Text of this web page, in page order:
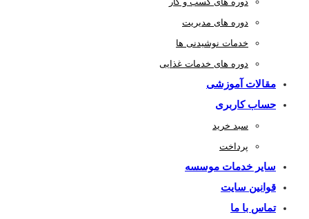
دوره های مدیریت
خدمات نوشیدنی ها
دوره های خدمات غذایی
مقالات آموزشی
حساب کاربری
سبد خرید
پرداخت
سایر خدمات موسسه
قوانین سایت
تماس با ما